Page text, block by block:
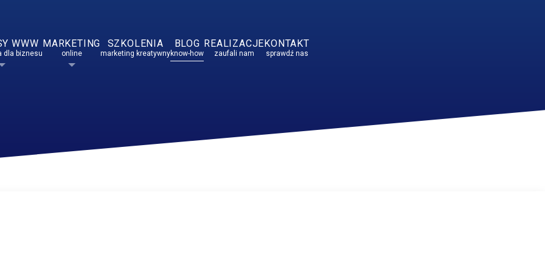
WWW
dla biznesu
MARKETING
online
SZKOLENIA
marketing kreatywny
BLOG
know-how
REALIZACJE
zaufali nam
KONTAKT
sprawdź nas